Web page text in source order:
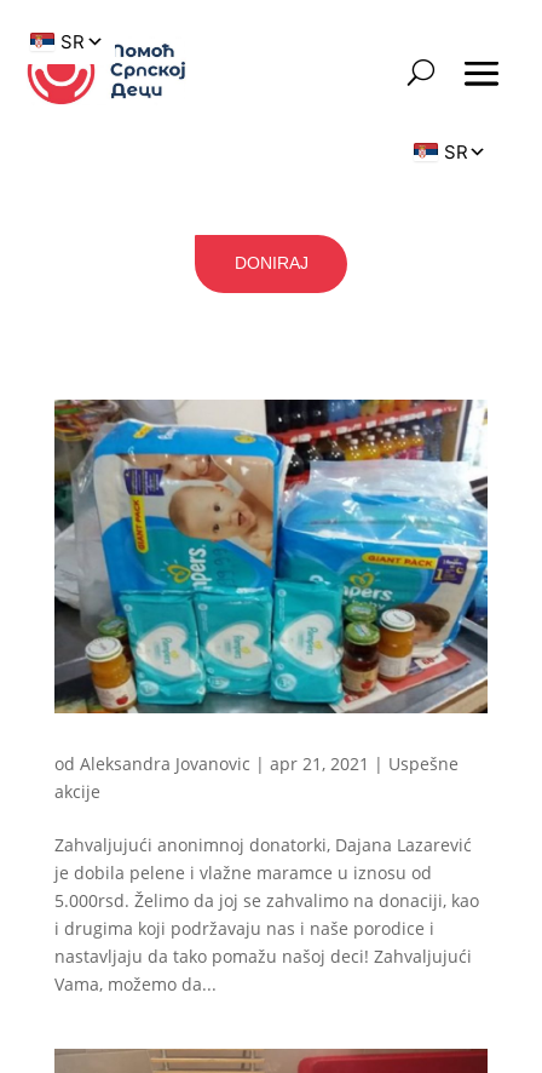
DONIRAJ
od Aleksandra Jovanovic | apr 21, 2021 | Uspešne
akcije
Zahvaljujući anonimnoj donatorki, Dajana Lazarević
je dobila pelene i vlažne maramce u iznosu od
5.000rsd. Želimo da joj se zahvalimo na donaciji, kao
i drugima koji podržavaju nas i naše porodice i
nastavljaju da tako pomažu našoj deci! Zahvaljujući
Vama, možemo da...